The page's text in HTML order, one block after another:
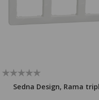
Sedna Design, Rama